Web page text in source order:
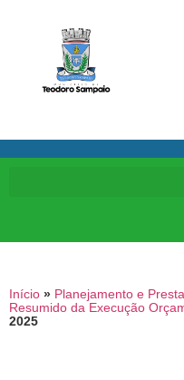
Início » Planejamento e
Resumido da Execução
2025